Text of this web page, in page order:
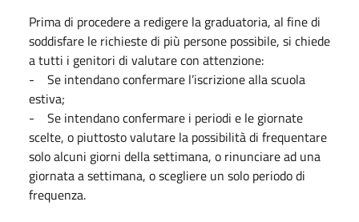
Prima di procedere a redigere la graduatoria, al fine di
soddisfare le richieste di più persone possibile, si chiede
a tutti i genitori di valutare con attenzione:
- Se intendano confermare l’iscrizione alla scuola
estiva;
- Se intendano confermare i periodi e le giornate
scelte, o piuttosto valutare la possibilità di frequentare
solo alcuni giorni della settimana, o rinunciare ad una
giornata a settimana, o scegliere un solo periodo di
frequenza.